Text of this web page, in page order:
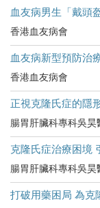
血友病男生「戴頭
香港血友病會
血友病新型預防治
香港血友病會
正視克隆氏症的隱
腸胃肝臟科專科吳昊
克隆氏症治療困境
腸胃肝臟科專科吳昊
打破用藥困局 為克